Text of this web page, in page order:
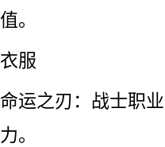
值。
衣服
命运之刃：战士职
力。